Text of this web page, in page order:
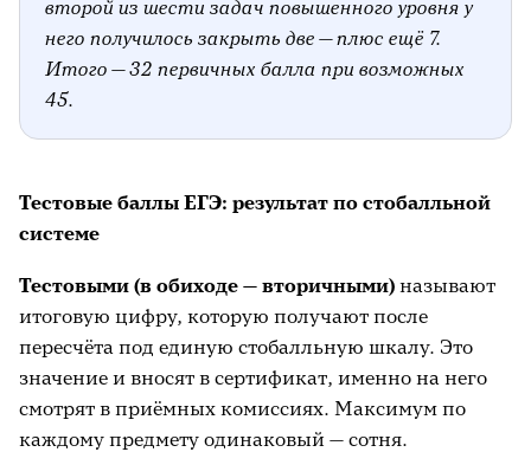
второй из шести задач повышенного уровня у
него получилось закрыть две — плюс ещё 7.
Итого — 32 первичных балла при возможных
45.
Тестовые баллы ЕГЭ: результат по стобалльной
системе
Тестовыми (в обиходе — вторичными) называют
итоговую цифру, которую получают после
пересчёта под единую стобалльную шкалу. Это
значение и вносят в сертификат, именно на него
смотрят в приёмных комиссиях. Максимум по
каждому предмету одинаковый — сотня.